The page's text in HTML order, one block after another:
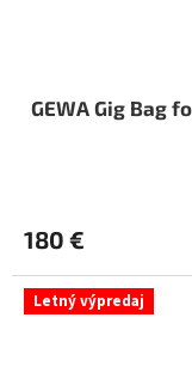
GEWA Gig Bag
180 €
Letný výpredaj